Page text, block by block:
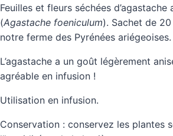
n
e
5
.
s
u
5
t
i
n
t
e
n
n
Feuilles et fleurs séchées d’agastache
(Agastache foeniculum). Sachet de
notre ferme des Pyrénées ariégeoises.
L’agastache a un goût légèrement
agréable en infusion !
Utilisation en infusion.
Conservation : conservez les plantes